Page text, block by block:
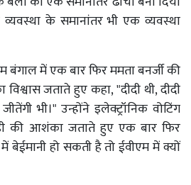
के समानांतर भी एक व्यवस्था
बंगाल में एक बार फिर ममता बनर्जी की
जताते हुए कहा, "दीदी थी, दीदी
भी।" उन्होंने इलेक्ट्रॉनिक वोटिंग
की आशंका जताते हुए एक बार फिर
बेईमानी हो सकती है तो ईवीएम में क्यों